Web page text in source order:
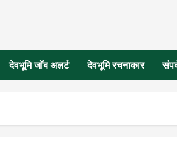
देवभूमि जॉब अलर्ट देवभूमि रचनाकार